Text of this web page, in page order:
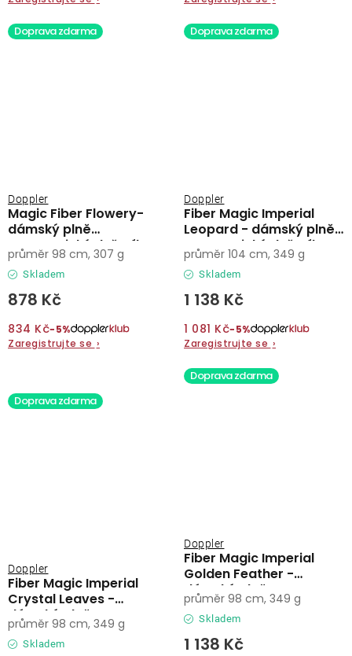
Doprava zdarma
Magic Fiber Flowery-
dámský plně
automatický deštník
Doppler
Skladem
878 Kč
834 Kč−5%
Zaregistrujte se ›
průměr 98 cm, 307 g
Doprava zdarma
Fiber Magic Imperial
Leopard - dámský plně
automatický deštník
Doppler
Skladem
1 138 Kč
1 081 Kč−5%
Zaregistrujte se ›
průměr 104 cm, 349 g
Doprava zdarma
Fiber Magic Imperial
Crystal Leaves -
dámský plně
automatický deštník
Doppler
Skladem
průměr 98 cm, 349 g
Doprava zdarma
Fiber Magic Imperial
Golden Feather -
dámský plně
automatický deštník
Doppler
Skladem
1 138 Kč
průměr 98 cm, 349 g